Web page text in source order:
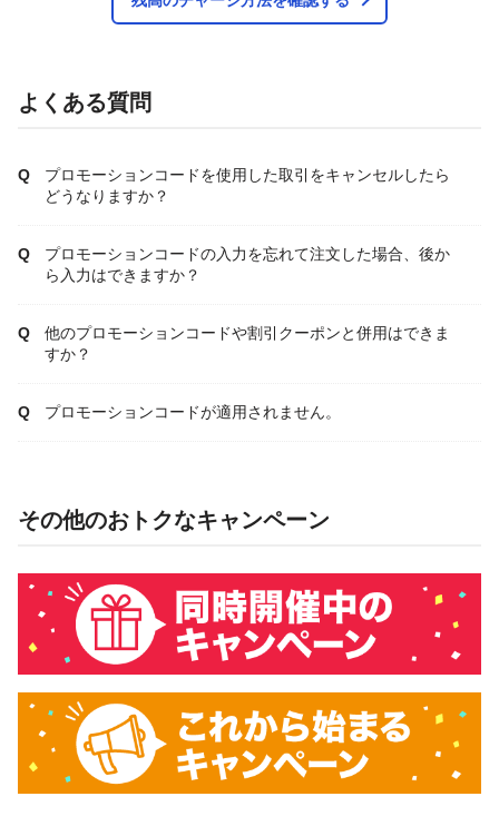
よくある質問
プロモーションコードを使用した取引をキャンセルしたら
どうなりますか？
プロモーションコードの入力を忘れて注文した場合、後か
ら入力はできますか？
他のプロモーションコードや割引クーポンと併用はできま
すか？
プロモーションコードが適用されません。
その他のおトクなキャンペーン